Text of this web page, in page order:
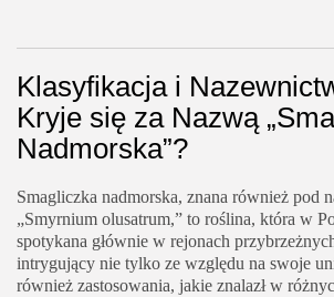
Klasyfikacja i
Kryje się za Nazwą
Nadmorska”?
Smagliczka nadmorska, znana również pod
„Smyrnium olusatrum,” to roślina, która w
spotykana głównie w rejonach
intrygujący nie tylko ze względu na swoje
również zastosowania, jakie znalazł w